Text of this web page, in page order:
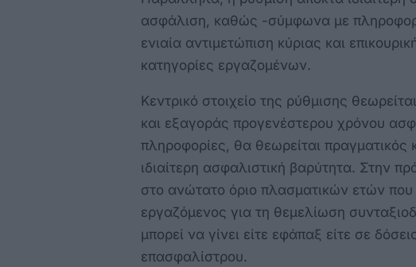
ασφάλιση, καθώς -σύμφωνα με
ενιαία αντιμετώπιση κύριας και
κατηγορίες εργαζομένων.
Κεντρικό στοιχείο της ρύθμισης
και εξαγοράς προγενέστερου χρόνου
πληροφορίες, θα θεωρείται πραγματικός
ιδιαίτερη ασφαλιστική βαρύτητα. Στην
στο ανώτατο όριο πλασματικών ετών
εργαζόμενος για τη θεμελίωση
μπορεί να γίνει είτε εφάπαξ είτε σε
επασφαλίστρου.